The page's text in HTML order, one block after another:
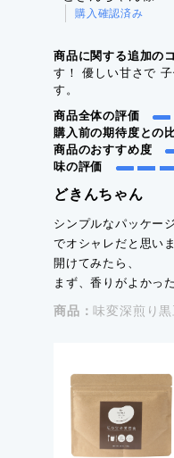
購入確認済み
商品に関する追加の
す！ 優しい甘さで
す。
商品全体の評価
購入前の期待度との
商品のおすすめ度
味の評価
どきんちゃん
シンプルなパッケージ
でオシャレだと思い
開けてみたら、
まず、香りがよかっ
商品： 味変深煎り